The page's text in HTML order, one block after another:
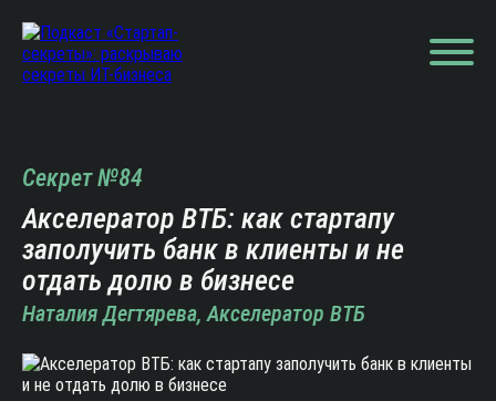
Секрет №84
Акселератор ВТБ: как стартапу
заполучить банк в клиенты и не
отдать долю в бизнесе
Наталия Дегтярева, Акселератор ВТБ